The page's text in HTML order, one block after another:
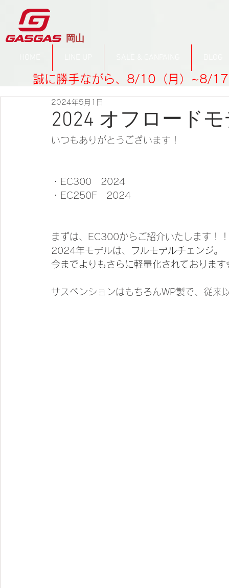
​岡山
誠に勝手ながら、8/10（月）~8/17
2024 オフロードモ
2024年5月1日
いつもありがとうございます！
・EC300　2024
・EC250F　2024
まずは、EC300からご紹介いたします！！
2024年モデルは、
フルモデルチェンジ。
今までよりもさらに軽量化されております
サスペンションはもちろんWP製で、従来